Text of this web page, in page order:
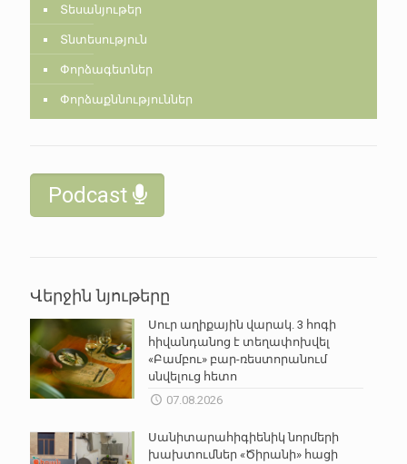
Տեսանյութեր
Տնտեսություն
Փորձագետներ
Փորձաքննություններ
Podcast
Վերջին նյութերը
Սուր աղիքային վարակ. 3 հոգի
հիվանդանոց է տեղափոխվել
«Բամբու» բար-ռեստորանում
սնվելուց հետո
07.08.2026
Սանիտարահիգիենիկ նորմերի
խախտումներ «Ծիրանի» հացի